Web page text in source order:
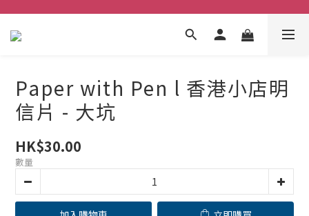
Paper with Pen l 香港小店明
信片 - 大坑
HK$30.00
數量